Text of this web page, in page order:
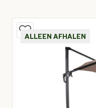
ALLEEN AFHALEN